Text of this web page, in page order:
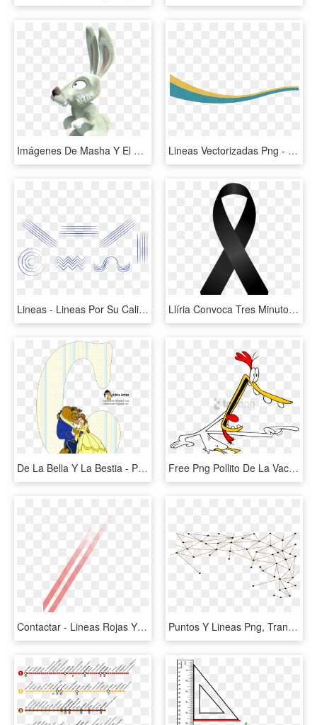
Imágenes De Masha Y El Oso - Conejo De Masha Y El Oso, HD Png Download Lineas Vectorizadas Png - Vectores De Lineas Png, Transparent Png
Lineas - Lineas Por Su Calidad De Trazo, HD Png Download Llíria Convoca Tres Minutos De Silencio Por El Atentado - Lazo Negra De Luto, HD Png Download
De La Bella Y La Bestia - Para Imprimir De La Bella Y La Bestia, HD Png Download Free Png Pollito De La Vaca Y El Pollito Png Image - Pollito De Vaca Y Pollito, Transparent Png
Contactar - Lineas Rojas Y Blancas Png, Transparent Png Puntos Y Lineas Png, Transparent Png